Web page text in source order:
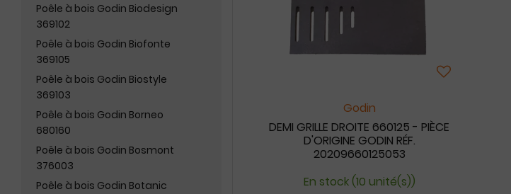
Poêle à bois Godin Biodesign
369102
Poêle à bois Godin Biofonte
369105
Poêle à bois Godin Biostyle
369103
Poêle à bois Godin Borneo
680160
Poêle à bois Godin Bosmont
376003
Poêle à bois Godin Botanic
Godin
DEMI GRILLE DROITE 660125 - PIÈCE
D'ORIGINE GODIN RÉF.
20209660125053
En stock (10 unité(s))